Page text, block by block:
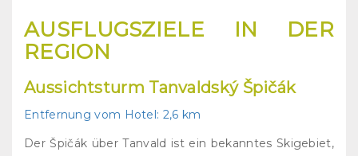
AUSFLUGSZIELE IN DER
REGION
Aussichtsturm Tanvaldský Špičák
Entfernung vom Hotel: 2,6 km
Der Špičák über Tanvald ist ein bekanntes Skigebiet,